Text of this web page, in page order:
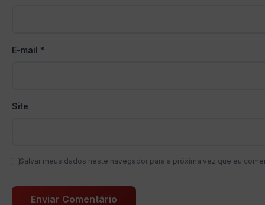
E-mail *
Site
Salvar meus dados neste navegador para a próxima vez que eu